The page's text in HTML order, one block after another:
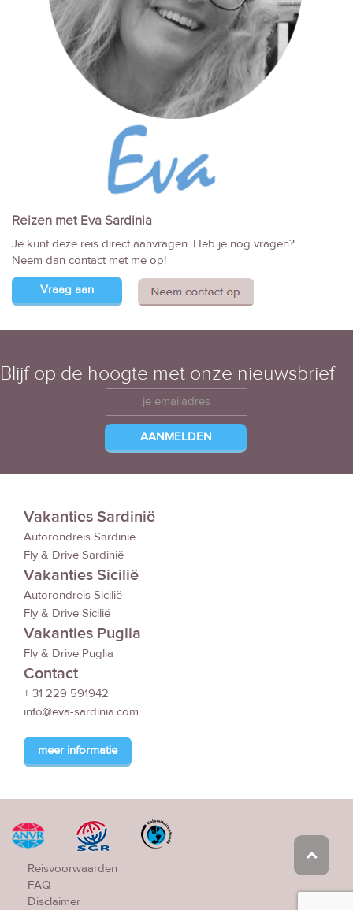
Reizen met Eva Sardinia
Je kunt deze reis direct aanvragen. Heb je nog vragen?
Neem dan contact met me op!
Vraag aan
Blijf op de hoogte met onze nieuwsbrief
Vakanties Sardinië
Autorondreis Sardinië
Fly & Drive Sardinië
Vakanties Sicilië
Autorondreis Sicilië
Fly & Drive Sicilië
Vakanties Puglia
Fly & Drive Puglia
Contact
+ 31 229 591942
info@eva-sardinia.com
meer informatie
Reisvoorwaarden
FAQ
Disclaimer